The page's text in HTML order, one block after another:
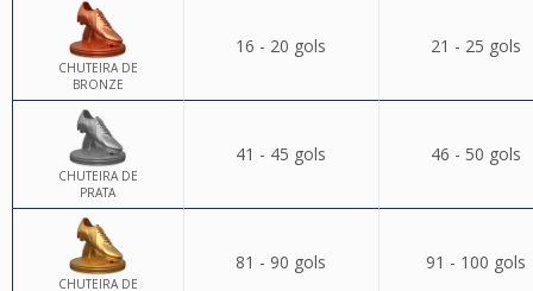
CHUTEIRA DE
BRONZE
16 - 20 gols 21 - 25 gols
CHUTEIRA DE
PRATA
41 - 45 gols 46 - 50 gols
CHUTEIRA DE
81 - 90 gols 91 - 100 gols